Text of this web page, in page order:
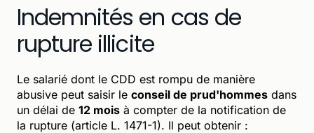
Indemnités en cas de
rupture illicite
Le salarié dont le CDD est rompu de manière
abusive peut saisir le conseil de prud'hommes dans
un délai de 12 mois à compter de la notification de
la rupture (article L. 1471-1). Il peut obtenir :